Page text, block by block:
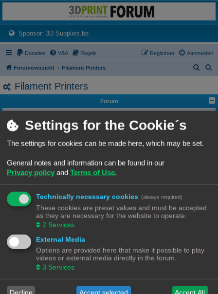
Het 3D print forum van de Benelux na de sluiting van 3dprintforum.nl
Sponsor: 3D Supplies.be(Opens a new tab)
Donaties V&A Regels Aanmelden
Registreer
Forumoverzicht Filament Printers
k
Filament Printers
Forum
Is je keuze van 3D-printer gemaakt en aangekocht, maar je hebt nadien nog
een vraag? Heb je een probleem met een 3D print, en zoek je hulp? Dan is dit
Onderwerpen:
119
Heb je een geslaagde print die je wil delen? Mooi, we bekijken het graag hier.
Onderwerpen:78
Heb je een vraag omtrent je slicer software, we zien het graag hier verschijnen
Onderwerpen:
Handleidingen
Handleidingen voor beginners & gevorderden
Onderwerpen:1
Alle vragen en problemen rond printer firmware horen hier.
Subforums:
, Klipper
Andere
Onderwerpen:19
Ga naar
Settings for the Cookie´s
The settings for cookies can be made here, which may be set.
General notes and information can be found in our
Privacy policy and Terms of Use.
Technically necessary cookies (always required)
These cookies are preset values and must be accepted
as they are necessary for the website to operate.
2 Services
External Media
Options are provided here that make it possible to play
videos or external media directly in the forum.
3 Services